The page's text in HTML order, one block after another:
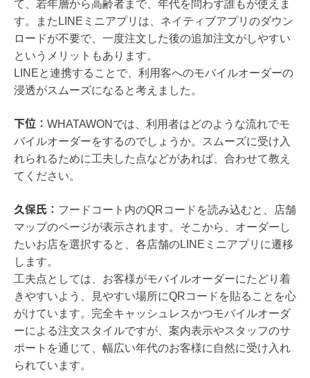
て、若年層から高齢者まで、年代を問わず誰もが使えま
す。またLINEミニアプリは、ネイティブアプリのダウン
ロードが不要で、一度注文した後の追加注文がしやすい
というメリットもあります。
LINEと連携することで、利用客へのモバイルオーダーの
浸透がスムーズになると考えました。
下位： WHATAWONでは、利用者はどのような流れでモ
バイルオーダーをするのでしょうか。スムーズに受け入
れられるために工夫した点などがあれば、合わせて教え
てください。
久保氏： フードコート内のQRコードを読み込むと、店舗
マップのページが表示されます。そこから、オーダーし
たいお店を選択すると、各店舗のLINEミニアプリに遷移
します。
工夫点としては、お客様がモバイルオーダーにたどり着
きやすいよう、見やすい場所にQRコードを貼ることを心
がけています。完全キャッシュレスかつモバイルオーダ
ーによる注文スタイルですが、案内表示やスタッフのサ
ポートを通じて、幅広い年代のお客様に自然に受け入れ
られています。